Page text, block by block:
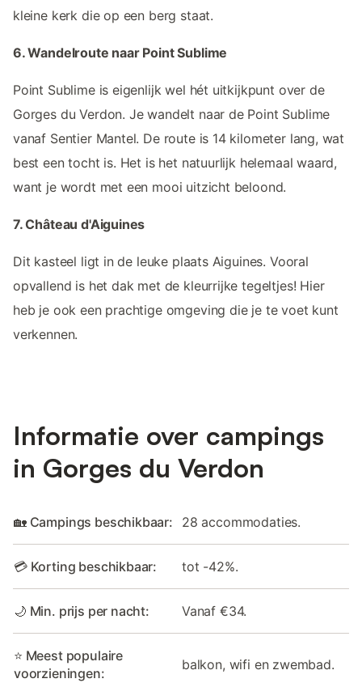
kleine kerk die op een berg staat.
6. Wandelroute naar Point Sublime
Point Sublime is eigenlijk wel hét uitkijkpunt over de
Gorges du Verdon. Je wandelt naar de Point Sublime
vanaf Sentier Mantel. De route is 14 kilometer lang, wat
best een tocht is. Het is het natuurlijk helemaal waard,
want je wordt met een mooi uitzicht beloond.
7. Château d'Aiguines
Dit kasteel ligt in de leuke plaats Aiguines. Vooral
opvallend is het dak met de kleurrijke tegeltjes! Hier
heb je ook een prachtige omgeving die je te voet kunt
verkennen.
Informatie over campings
in Gorges du Verdon
🏡 Campings beschikbaar: 28 accommodaties.
💳 Korting beschikbaar: tot -42%.
🌙 Min. prijs per nacht: Vanaf €34.
⭐ Meest populaire
voorzieningen:
balkon, wifi en zwembad.